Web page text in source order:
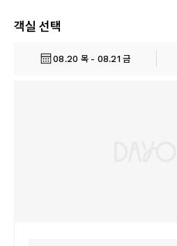
객실 선택
08.20 목 - 08.21 금